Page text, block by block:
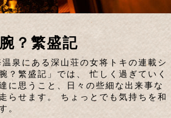
？繁盛記
泉にある深山荘の女将トキの連載シ
？繁盛記」では、 忙しく過ぎていく
に思うこと、日々の些細な出来事な
らせます。 ちょっとでも気持ちを和
。